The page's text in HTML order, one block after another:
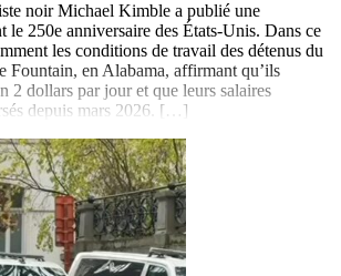
noir Michael Kimble a publié une
le 250e anniversaire des États-Unis. Dans ce
les conditions de travail des détenus du
Fountain, en Alabama, affirmant qu’ils
2 dollars par jour et que leurs salaires
depuis mars 2026. […]